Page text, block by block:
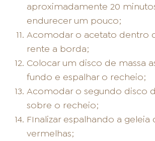
aproximadamente 20
endurecer um pouco;
Acomodar o acetato dentro
rente a borda;
Colocar um disco de massa
fundo e espalhar o recheio;
Acomodar o segundo disco
sobre o recheio;
FInalizar espalhando a geleia
vermelhas;